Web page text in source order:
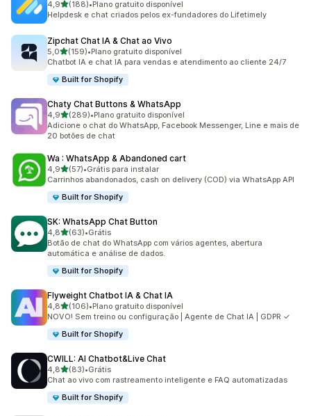
4,9de 5 estrelas
(188)
188 avaliações ao todo
•Plano gratuito disponível
Helpdesk e chat criados pelos ex-fundadores do Lifetimely
Zipchat Chat IA & Chat ao Vivo
5,0de 5 estrelas
(159)
159 avaliações ao todo
•Plano gratuito disponível
Chatbot IA e chat IA para vendas e atendimento ao cliente 24/7
Built for Shopify
Chaty Chat Buttons & WhatsApp
4,9de 5 estrelas
(289)
289 avaliações ao todo
•Plano gratuito disponível
Adicione o chat do WhatsApp, Facebook Messenger, Line e mais de
20 botões de chat
Wa : WhatsApp & Abandoned cart
4,9de 5 estrelas
(57)
57 avaliações ao todo
•Grátis para instalar
Carrinhos abandonados, cash on delivery (COD) via WhatsApp API
Built for Shopify
SK: WhatsApp Chat Button
4,8de 5 estrelas
(63)
63 avaliações ao todo
•Grátis
Botão de chat do WhatsApp com vários agentes, abertura
automática e análise de dados.
Built for Shopify
Flyweight Chatbot IA & Chat IA
4,8de 5 estrelas
(106)
106 avaliações ao todo
•Plano gratuito disponível
NOVO! Sem treino ou configuração | Agente de Chat IA | GDPR ✓
Built for Shopify
CWILL: AI Chatbot&Live Chat
4,8de 5 estrelas
(83)
83 avaliações ao todo
•Grátis
Chat ao vivo com rastreamento inteligente e FAQ automatizadas
Built for Shopify